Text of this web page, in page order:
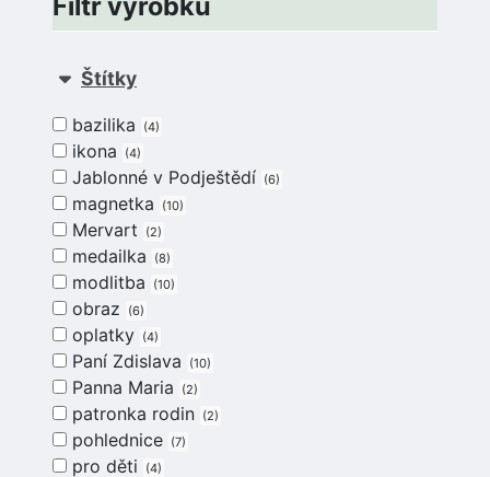
Štítky
bazilika 4
ikona 4
Jablonné v Podještědí 6
magnetka 10
Mervart 2
medailka 8
modlitba 10
obraz 6
oplatky 4
Paní Zdislava 10
Panna Maria 2
patronka rodin 2
pohlednice 7
pro děti 4